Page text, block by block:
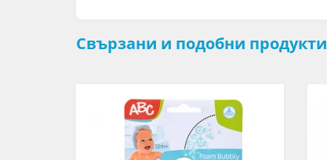
Свързани и подобни продукти